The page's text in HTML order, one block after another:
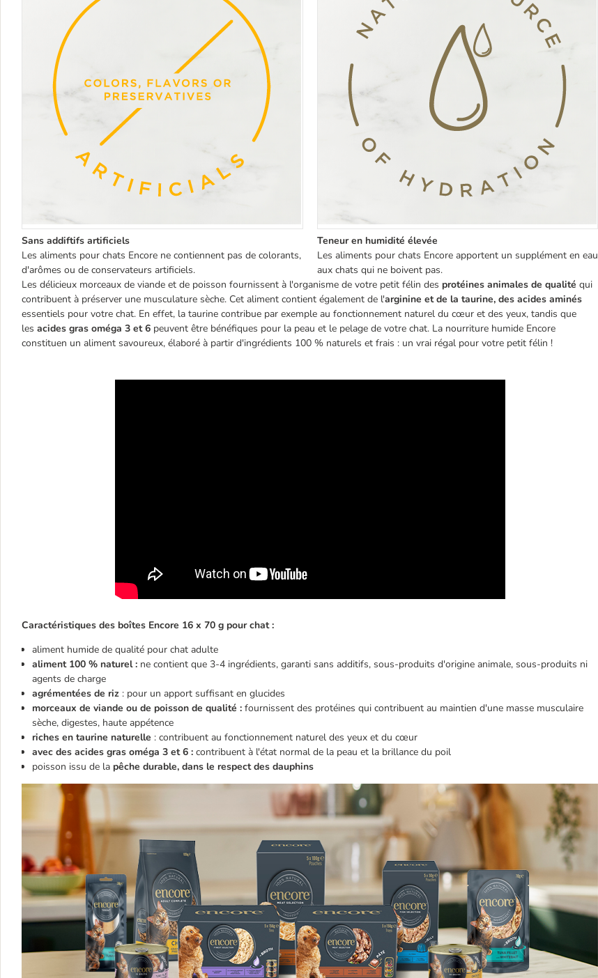
Sans addiftifs artificiels
Les aliments pour chats Encore ne contiennent pas de colorants,
d'arômes ou de conservateurs artificiels.
Teneur en humidité élevée
Les aliments pour chats Encore apportent un supplément en eau
aux chats qui ne boivent pas.
Les délicieux morceaux de viande et de poisson fournissent à l'organisme de votre petit félin des protéines animales de qualité qui
contribuent à préserver une musculature sèche. Cet aliment contient également de l'arginine et de la taurine, des acides aminés
essentiels pour votre chat. En effet, la taurine contribue par exemple au fonctionnement naturel du cœur et des yeux, tandis que
les acides gras oméga 3 et 6 peuvent être bénéfiques pour la peau et le pelage de votre chat. La nourriture humide Encore
constituen un aliment savoureux, élaboré à partir d'ingrédients 100 % naturels et frais : un vrai régal pour votre petit félin !
Caractéristiques des boîtes Encore 16 x 70 g pour chat :
aliment humide de qualité pour chat adulte
aliment 100 % naturel : ne contient que 3-4 ingrédients, garanti sans additifs, sous-produits d'origine animale, sous-produits ni
agents de charge
agrémentées de riz : pour un apport suffisant en glucides
morceaux de viande ou de poisson de qualité : fournissent des protéines qui contribuent au maintien d'une masse musculaire
sèche, digestes, haute appétence
riches en taurine naturelle : contribuent au fonctionnement naturel des yeux et du cœur
avec des acides gras oméga 3 et 6 : contribuent à l'état normal de la peau et la brillance du poil
poisson issu de la pêche durable, dans le respect des dauphins